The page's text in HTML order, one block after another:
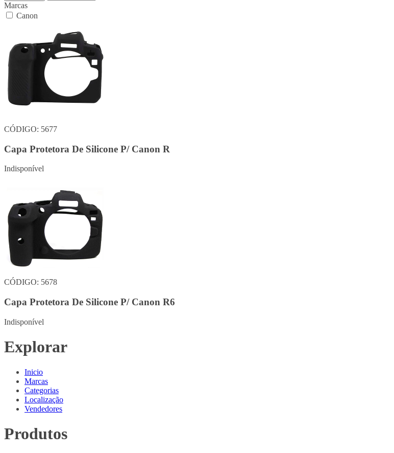
Marcas
Canon
CÓDIGO: 5677
Capa Protetora De Silicone P/ Canon R
Indisponível
CÓDIGO: 5678
Capa Protetora De Silicone P/ Canon R6
Indisponível
Explorar
Inicio
Marcas
Categorias
Localização
Vendedores
Produtos